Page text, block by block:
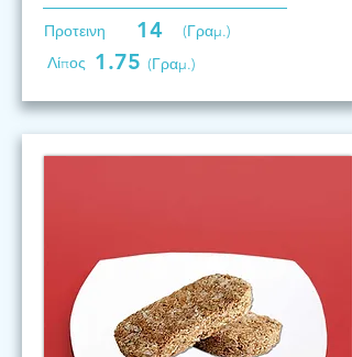
Προτεινη 14
(Γραμ.)
Λίπος 1.75 (Γραμ.)